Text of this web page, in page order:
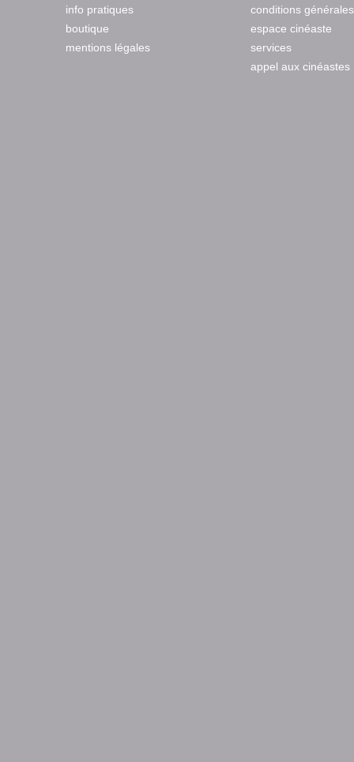
info pratiques
boutique
mentions légales
conditions générales
espace cinéaste
services
appel aux cinéastes